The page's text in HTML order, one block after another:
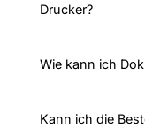
Drucker?
Wie kann ich
Kann ich die